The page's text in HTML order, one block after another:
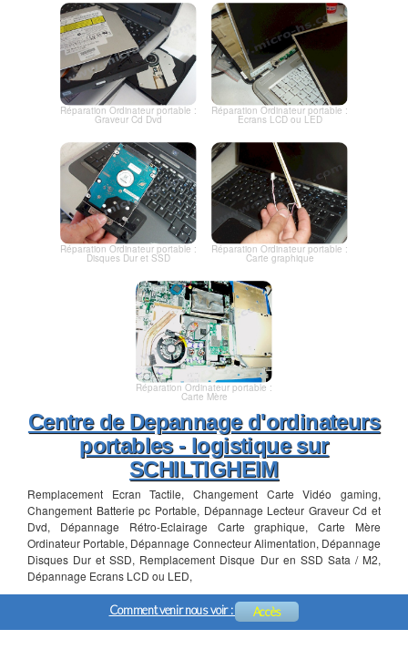
Réparation Ordinateur portable :
Graveur Cd Dvd
Réparation Ordinateur portable :
Ecrans LCD ou LED
Réparation Ordinateur portable :
Disques Dur et SSD
Réparation Ordinateur portable :
Carte graphique
Réparation Ordinateur portable :
Carte Mère
Centre de Depannage d'ordinateurs
portables - logistique sur
SCHILTIGHEIM
Remplacement Ecran Tactile, Changement Carte Vidéo gaming,
Changement Batterie pc Portable, Dépannage Lecteur Graveur Cd et
Dvd, Dépannage Rétro-Eclairage Carte graphique, Carte Mère
Ordinateur Portable, Dépannage Connecteur Alimentation, Dépannage
Disques Dur et SSD, Remplacement Disque Dur en SSD Sata / M2,
Dépannage Ecrans LCD ou LED,
Comment venir nous voir : Accès